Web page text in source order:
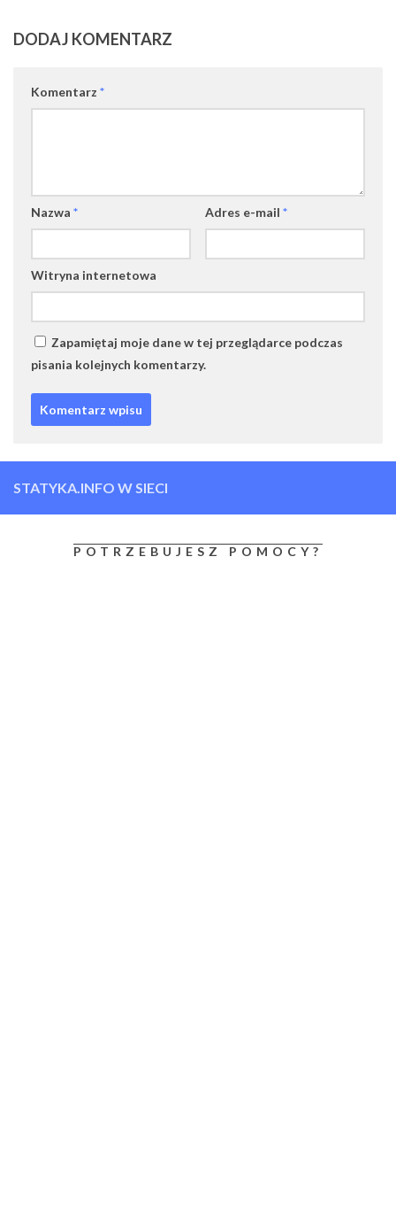
DODAJ KOMENTARZ
Komentarz *
Nazwa * Adres e-mail *
Witryna internetowa
Zapamiętaj moje dane w tej przeglądarce podczas
pisania kolejnych komentarzy.
STATYKA.INFO W SIECI
POTRZEBUJESZ POMOCY?